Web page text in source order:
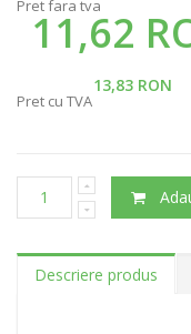
Pret fara tva
11,62
13,83 RON
Pret cu TVA
Descriere produs